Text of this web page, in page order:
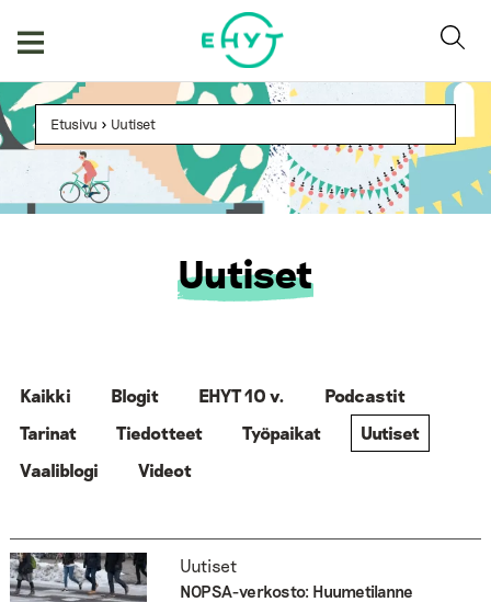
Etusivu > Uutiset
Uutiset
Kaikki Blogit EHYT 10 v.
Podcastit
Tarinat
Tiedotteet Työpaikat
Uutiset
Vaaliblogi
Videot
Uutiset
NOPSA-verkosto: Huumetilanne